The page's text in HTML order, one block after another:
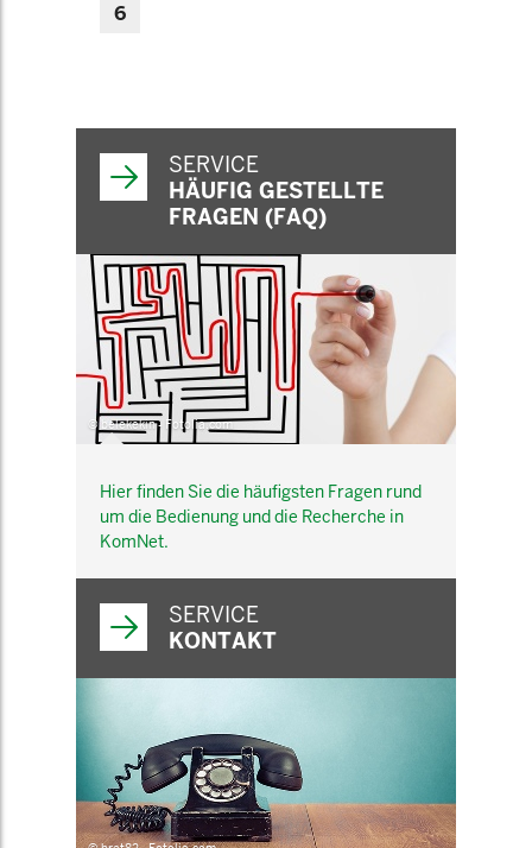
6
SERVICE
HÄUFIG GESTELLTE
FRAGEN (FAQ)
© belekekin - Fotolia.com
Hier finden Sie die häufigsten Fragen rund
um die Bedienung und die Recherche in
KomNet.
SERVICE
KONTAKT